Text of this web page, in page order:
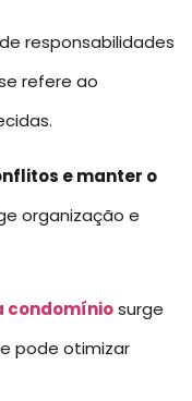
responsabilidades
refere ao
e manter o
organização e
condomíniosurge
pode otimizar